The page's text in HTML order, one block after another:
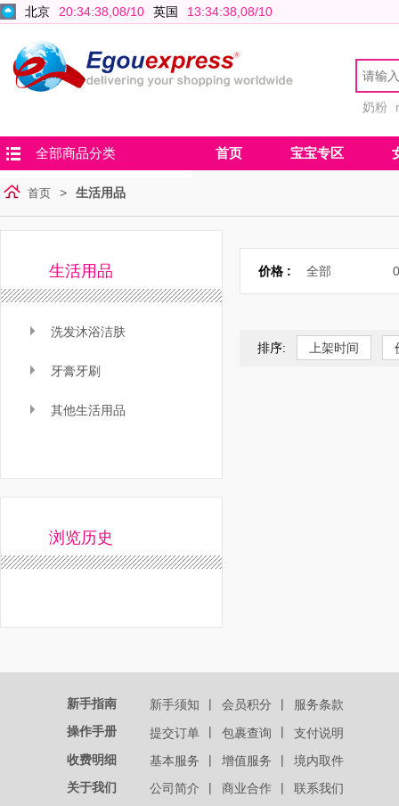
北京 20:34:38,08/10 英国 13:34:38,08/10
奶粉
全部商品分类 首页 宝宝专区
首页 > 生活用品
生活用品
洗发沐浴洁肤
牙膏牙刷
其他生活用品
浏览历史
价格 : 全部
排序: 上架时间
新手指南 新手须知 | 会员积分 |
服务条款
操作手册
提交订单 | 包裹查询 |
支付说明
收费明细
基本服务 | 增值服务 |
境内取件
关于我们
公司简介 | 商业合作 | 联系我们